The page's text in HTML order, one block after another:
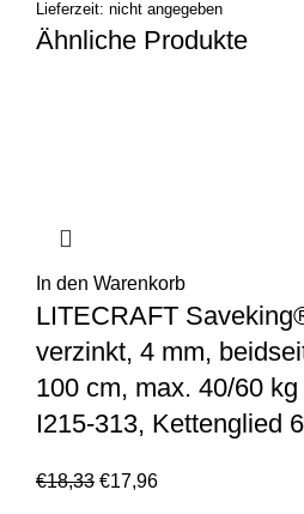
Lieferzeit: nicht angegeben
Ähnliche Produkte
In den Warenkorb
LITECRAFT
verzinkt, 4 mm,
100 cm, max. 40/60
I215-313, Kettenglied
€18,33 €17,96